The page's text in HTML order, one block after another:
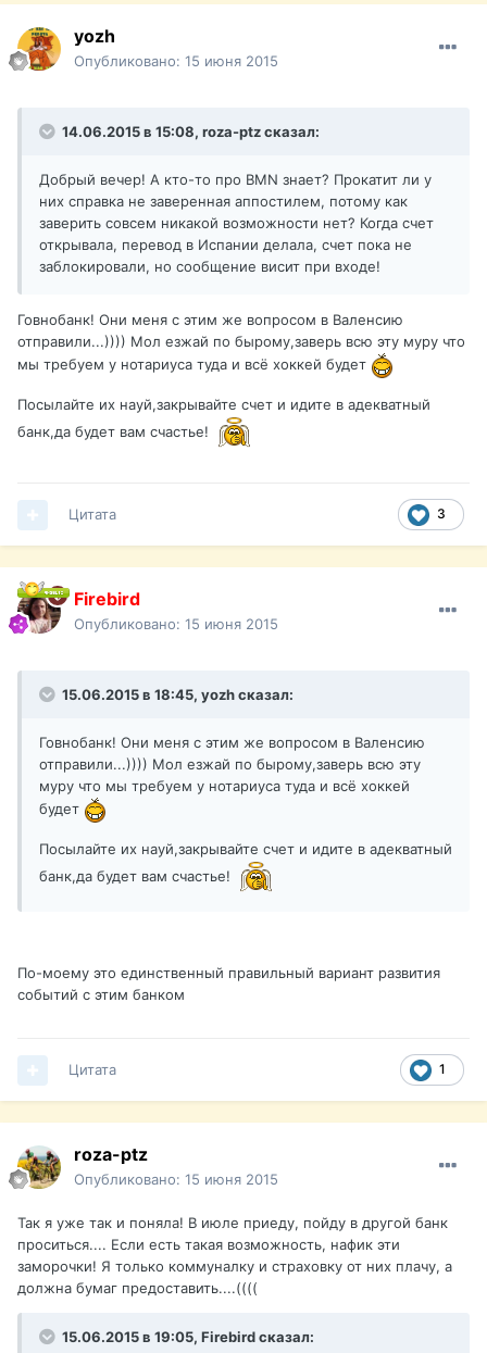
yozh
Опубликовано: 15 июня 2015
14.06.2015 в 15:08, roza-ptz сказал:
Добрый вечер! А кто-то про BMN знает? Прокатит ли у
них справка не заверенная аппостилем, потому как
заверить совсем никакой возможности нет? Когда счет
открывала, перевод в Испании делала, счет пока не
заблокировали, но сообщение висит при входе!
Говнобанк! Они меня с этим же вопросом в Валенсию
отправили...)))) Мол езжай по бырому,заверь всю эту муру что
мы требуем у нотариуса туда и всё хоккей будет
Посылайте их науй,закрывайте счет и идите в адекватный
банк,да будет вам счастье!
3
Цитата
Firebird
Опубликовано: 15 июня 2015
15.06.2015 в 18:45, yozh сказал:
Говнобанк! Они меня с этим же вопросом в Валенсию
отправили...)))) Мол езжай по бырому,заверь всю эту
муру что мы требуем у нотариуса туда и всё хоккей
будет
Посылайте их науй,закрывайте счет и идите в адекватный
банк,да будет вам счастье!
По-моему это единственный правильный вариант развития
событий с этим банком
1
Цитата
roza-ptz
Опубликовано: 15 июня 2015
Так я уже так и поняла! В июле приеду, пойду в другой банк
проситься.... Если есть такая возможность, нафик эти
заморочки! Я только коммуналку и страховку от них плачу, а
должна бумаг предоставить....((((
15.06.2015 в 19:05, Firebird сказал: